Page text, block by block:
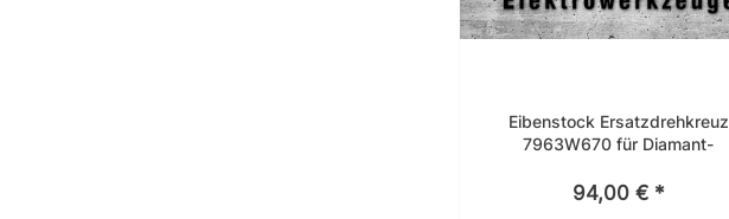
Eibenstock Ersatzdrehkreuz
7963W670 für Diamant-
94,00 € *